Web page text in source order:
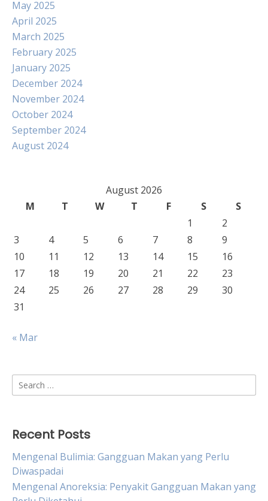
May 2025
April 2025
March 2025
February 2025
January 2025
December 2024
November 2024
October 2024
September 2024
August 2024
August 2026
M
T W T F S
S
1
2
3
4 5 6 7 8
9
10
11 12 13 14 15
16
17
18 19 20 21 22
23
24
25 26 27 28 29
30
31
« Mar
Search
for:
Recent Posts
Mengenal Bulimia: Gangguan Makan yang Perlu
Diwaspadai
Mengenal Anoreksia: Penyakit Gangguan Makan yang